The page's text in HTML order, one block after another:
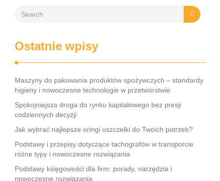
Ostatnie wpisy
Maszyny do pakowania produktów spożywczych – standardy
higieny i nowoczesne technologie w przetwórstwie
Spokojniejsza droga do rynku kapitałowego bez presji
codziennych decyzji
Jak wybrać najlepsze oringi uszczelki do Twoich potrzeb?
Podstawy i przepisy dotyczące tachografów w transporcie
różne typy i nowoczesne rozwiązania
Podstawy księgowości dla firm: porady, narzędzia i
nowoczesne rozwiązania